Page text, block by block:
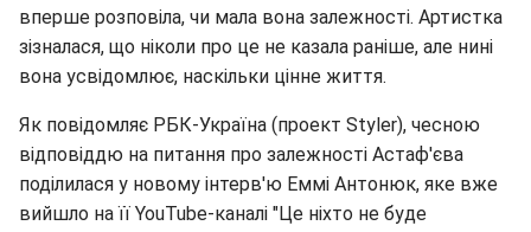
вперше розповіла, чи мала вона залежності. Артистка
зізналася, що ніколи про це не казала раніше, але нині
вона усвідомлює, наскільки цінне життя.
Як повідомляє РБК-Україна (проект Styler), чесною
відповіддю на питання про залежності Астаф'єва
поділилася у новому інтерв'ю Еммі Антонюк, яке вже
вийшло на її YouTube-каналі "Це ніхто не буде